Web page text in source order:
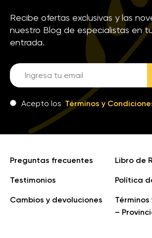
Recibe ofertas exclusivas y las
nuestro Blog de especialistas en
entrada.
Acepto los Términos y
Preguntas frecuentes
Testimonios
Cambios y devoluciones
Libro de
Política
–